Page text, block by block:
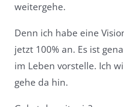
weitergehe.
Denn ich habe eine
jetzt 100% an. Es ist
im Leben vorstelle. Ich
gehe da hin.